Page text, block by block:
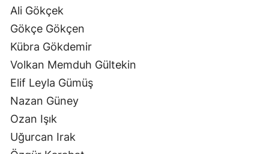
Ali Gökçek
Gökçe Gökçen
Kübra Gökdemir
Volkan Memduh Gültekin
Elif Leyla Gümüş
Nazan Güney
Ozan Işık
Uğurcan Irak